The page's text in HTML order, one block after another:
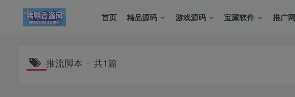
首页 精品源码 游戏源码 宝藏软件 推广
推流脚本 共1篇